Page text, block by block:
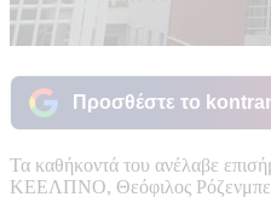
Προσθέστε το
Τα καθήκοντά του ανέλαβε
ΚΕΕΛΠΝΟ, Θεόφιλος